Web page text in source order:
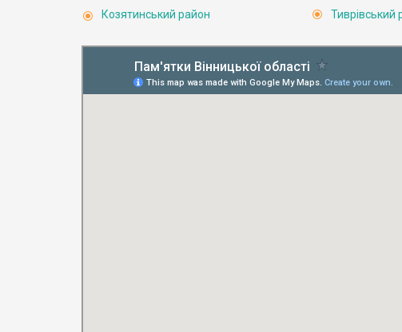
Козятинський район
Тиврівський